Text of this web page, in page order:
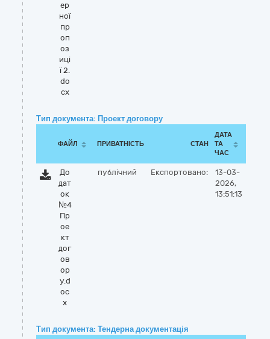
ер
ної
пр
оп
оз
иці
ї 2.
do
cx
Тип документа: Проект договору
ФАЙЛ ПРИВАТНІСТЬ СТАН
ДАТА
ТА
ЧАС
До
дат
ок
№4
Пр
ое
кт
дог
ов
ор
у.d
oc
x
публічний Експортовано:
13-03-
2026,
13:51:13
Тип документа: Тендерна документація